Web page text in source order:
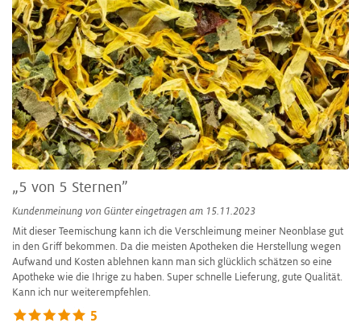
„5 von 5 Sternen”
Kundenmeinung von Güntereingetragen am 15.11.2023
Mit dieser Teemischung kann ich die Verschleimung meiner Neonblase gut
in den Griff bekommen. Da die meisten Apotheken die Herstellung wegen
Aufwand und Kosten ablehnen kann man sich glücklich schätzen so eine
Apotheke wie die Ihrige zu haben. Super schnelle Lieferung, gute Qualität.
Kann ich nur weiterempfehlen.
5